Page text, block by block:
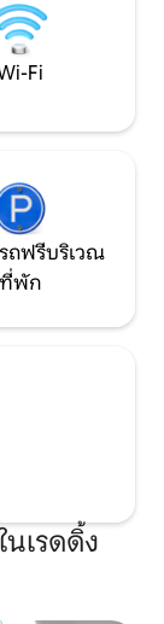
การเยี่ยมชมฟัลเคิร์กของคุณ
และเน็ตฟลิกซ์
Fi
ถฟรีบริเวณ
ที่พัก
เรดดิ้ง